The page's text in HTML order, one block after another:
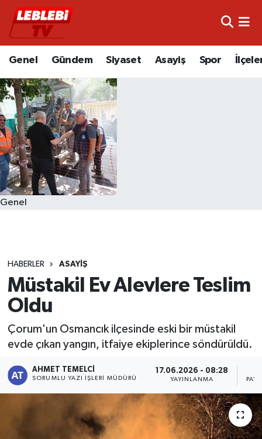
Genel Gündem Siyaset Asayiş Spor
Genel
HABERLER ASAYIŞ
Müstakil Ev Alevlere Teslim
Oldu
Çorum'un Osmancık ilçesinde eski bir müstakil
evde çıkan yangın, itfaiye ekiplerince söndürüldü.
AHMET TEMELCI
SORUMLU YAZI İŞLERI MÜDÜRÜ
17.06.2026 - 08:28
YAYINLANMA
Hava Durumu
Trafik Durumu
Süper Lig Puan Durumu ve Fikstür
Tüm Manşetler
Son Dakika Haberleri